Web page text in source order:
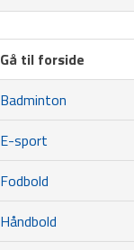
Gå til forside
Badminton
E-sport
Fodbold
Håndbold